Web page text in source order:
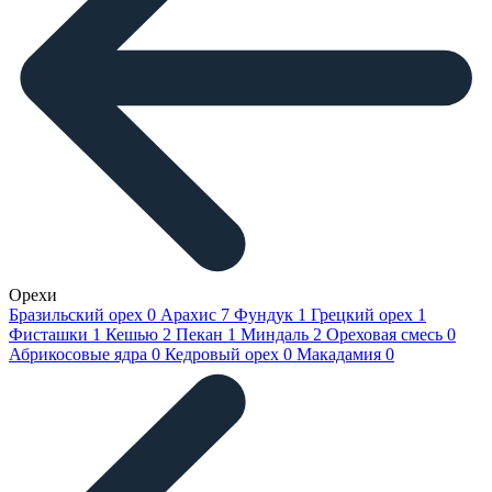
Орехи
Бразильский орех 0 Арахис 7 Фундук 1 Грецкий орех 1
Фисташки 1 Кешью 2 Пекан 1 Миндаль 2 Ореховая смесь 0
Абрикосовые ядра 0 Кедровый орех 0 Макадамия 0